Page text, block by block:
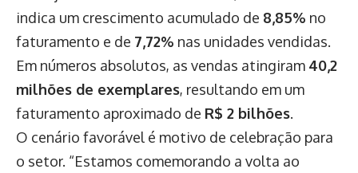
indica um crescimento acumulado de 8,85% no
faturamento e de 7,72% nas unidades vendidas.
Em números absolutos, as vendas atingiram 40,2
milhões de exemplares, resultando em um
faturamento aproximado de R$ 2 bilhões.
O cenário favorável é motivo de celebração para
o setor. “Estamos comemorando a volta ao